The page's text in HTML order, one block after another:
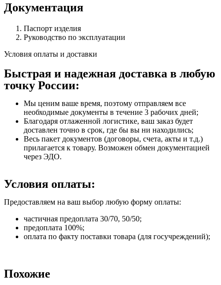
Документация
Паспорт изделия
Руководство по эксплуатации
Условия оплаты и доставки
Быстрая и надежная доставка в любую
точку России:
Мы ценим ваше время, поэтому отправляем все
необходимые документы в течение 3 рабочих дней;
Благодаря отлаженной логистике, ваш заказ будет
доставлен точно в срок, где бы вы ни находились;
Весь пакет документов (договоры, счета, акты и т.д.)
прилагается к товару. Возможен обмен документацией
через ЭДО.
Условия оплаты:
Предоставляем на ваш выбор любую форму оплаты:
частичная предоплата 30/70, 50/50;
предоплата 100%;
оплата по факту поставки товара (для госучреждений);
Похожие